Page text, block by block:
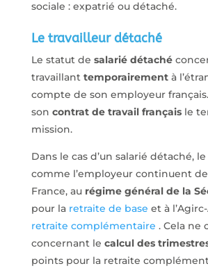
sociale : expatrié ou détaché.
Le travailleur détaché
Le statut de salarié détaché
travaillant temporairementà
compte de son employeur
son contrat de travail françaisle
mission.
Dans le cas d’un salarié détaché,
comme l’employeur continuent
France, aurégime général de la
pour la retraite de base et à
retraite complémentaire . Cela ne
concernant le calcul des
points pour la retraite